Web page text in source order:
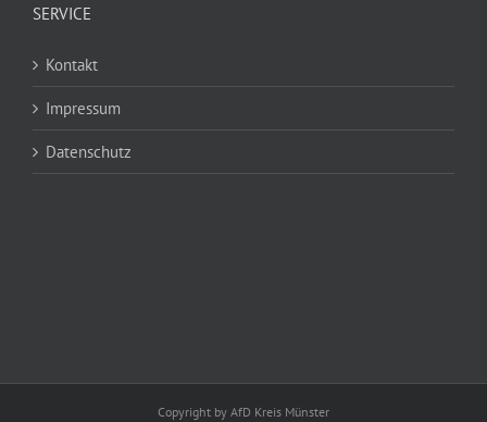
SERVICE
Kontakt
Impressum
Datenschutz
Copyright by AfD Kreis Münster